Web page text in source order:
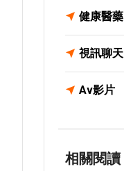
健康醫藥
視訊聊天
Av影片
相關閱讀